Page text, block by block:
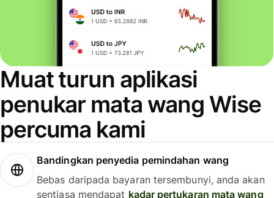
Muat turun aplikasi
penukar mata wang Wise
percuma kami
Bandingkan penyedia pemindahan wang
Bebas daripada bayaran tersembunyi, anda akan
sentiasa mendapat kadar pertukaran mata wang